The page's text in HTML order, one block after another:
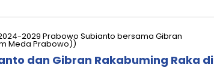
dan Gibran Rakabuming Raka di